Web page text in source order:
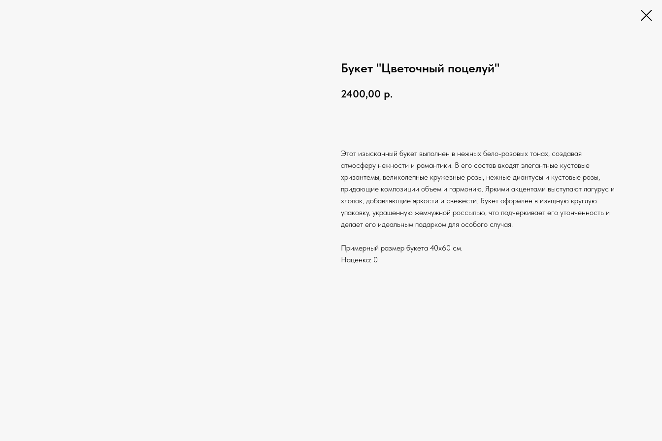
Букет "Цветочный поцелуй"
2400,00 р.
Этот изысканный букет выполнен в нежных бело-розовых тонах, создавая
атмосферу нежности и романтики. В его состав входят элегантные кустовые
хризантемы, великолепные кружевные розы, нежные диантусы и кустовые розы,
придающие композиции объем и гармонию. Яркими акцентами выступают лагурус и
хлопок, добавляющие яркости и свежести. Букет оформлен в изящную круглую
упаковку, украшенную жемчужной россыпью, что подчеркивает его утонченность и
делает его идеальным подарком для особого случая.
Примерный размер букета 40х60 см.
Наценка: 0